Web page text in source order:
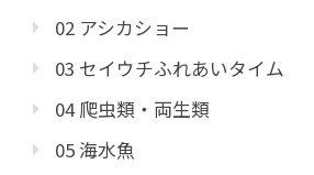
02 アシカショー
03 セイウチふれあいタイム
04 爬虫類・両生類
05 海水魚